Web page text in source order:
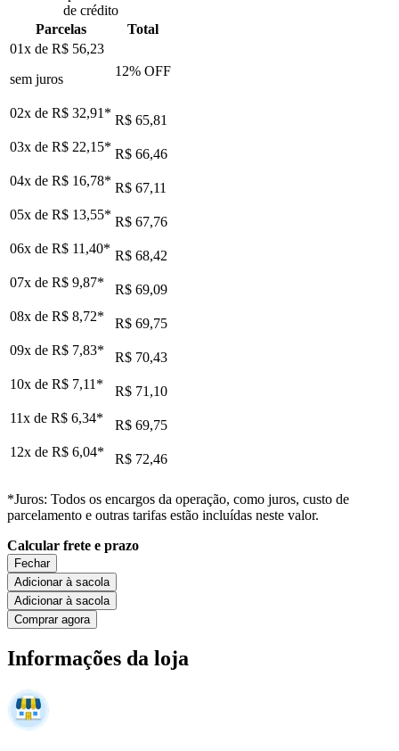
de crédito
Parcelas
Total
01x de R$ 56,23
sem juros
12% OFF
02x de R$ 32,91 * R$ 65,81
03x de R$ 22,15* R$ 66,46
04x de R$ 16,78* R$ 67,11
05x de R$ 13,55* R$ 67,76
06x de R$ 11,40* R$ 68,42
07x de R$ 9,87*
R$ 69,09
08x de R$ 8,72*
R$ 69,75
09x de R$ 7,83*
R$ 70,43
10x de R$ 7,11 *
R$ 71,10
11x de R$ 6,34*
R$ 69,75
12x de R$ 6,04* R$ 72,46
*Juros: Todos os encargos da operação, como juros, custo de
parcelamento e outras tarifas estão incluídas neste valor.
Calcular frete e prazo
Fechar
Adicionar à sacola
Adicionar à sacola
Comprar agora
Informações da loja